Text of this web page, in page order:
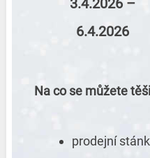
3.4.2026 –
6.4.2026
Na co se můžete
prodejní